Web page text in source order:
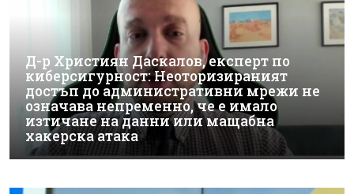
Д-р Християн Даскалов, експерт по
киберсигурност: Неоторизираният
достъп до административни мрежи не
означава непременно, че е имало
изтичане на данни или мащабна
хакерска атака